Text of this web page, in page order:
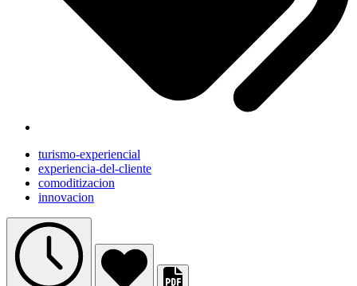
turismo-experiencial
experiencia-del-cliente
comoditizacion
innovacion